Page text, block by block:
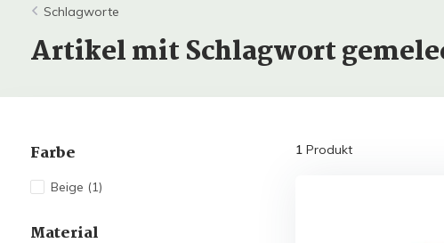
Schlagworte
Artikel mit Schlagwort
Farbe
Beige (1)
Material
1Produkt